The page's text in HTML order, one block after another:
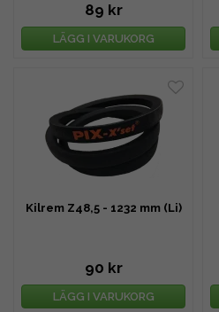
89 kr
LÄGG I VARUKORG
Kilrem Z48,5 - 1232 mm (Li)
90 kr
LÄGG I VARUKORG